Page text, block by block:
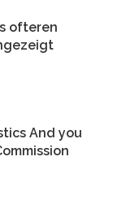
ofteren
And you